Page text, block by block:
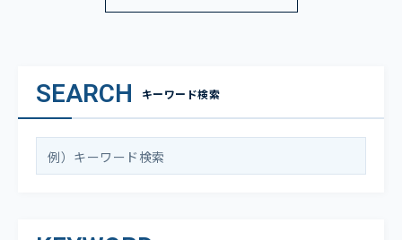
SEARCH キーワード検索